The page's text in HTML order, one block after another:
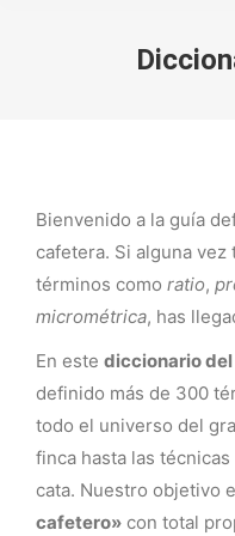
Bienvenido a la guía
cafetera. Si alguna
términos como ratio,
micrométrica, has
En este diccionario
definido más de 300
todo el universo del
finca hasta las
cata. Nuestro objetivo
cafetero» con total